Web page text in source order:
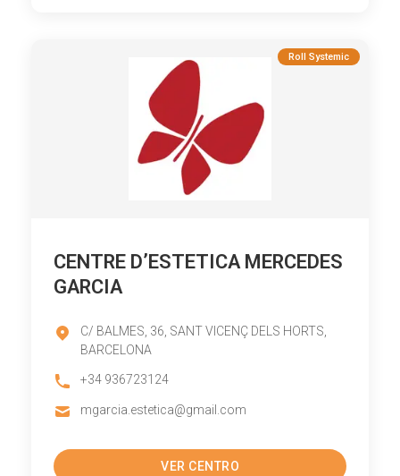
Roll Systemic
CENTRE D’ESTETICA MERCEDES
GARCIA
C/ BALMES, 36, SANT VICENÇ DELS HORTS,
BARCELONA
+34 936723124
mgarcia.estetica@gmail.com
VER CENTRO